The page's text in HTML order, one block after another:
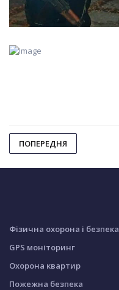
ПОПЕРЕДНЯ
Фізична охорона і безпека
GPS моніторинг
Охорона квартир
Пожежна безпека